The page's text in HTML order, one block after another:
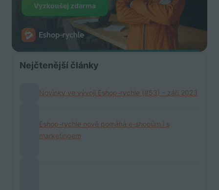
Vyzkoušej zdarma
Nejčtenější články
Novinky ve vývoji Eshop-rychle (#53) – září 2023
Eshop-rychle nově pomáhá e-shopům i s
marketingem